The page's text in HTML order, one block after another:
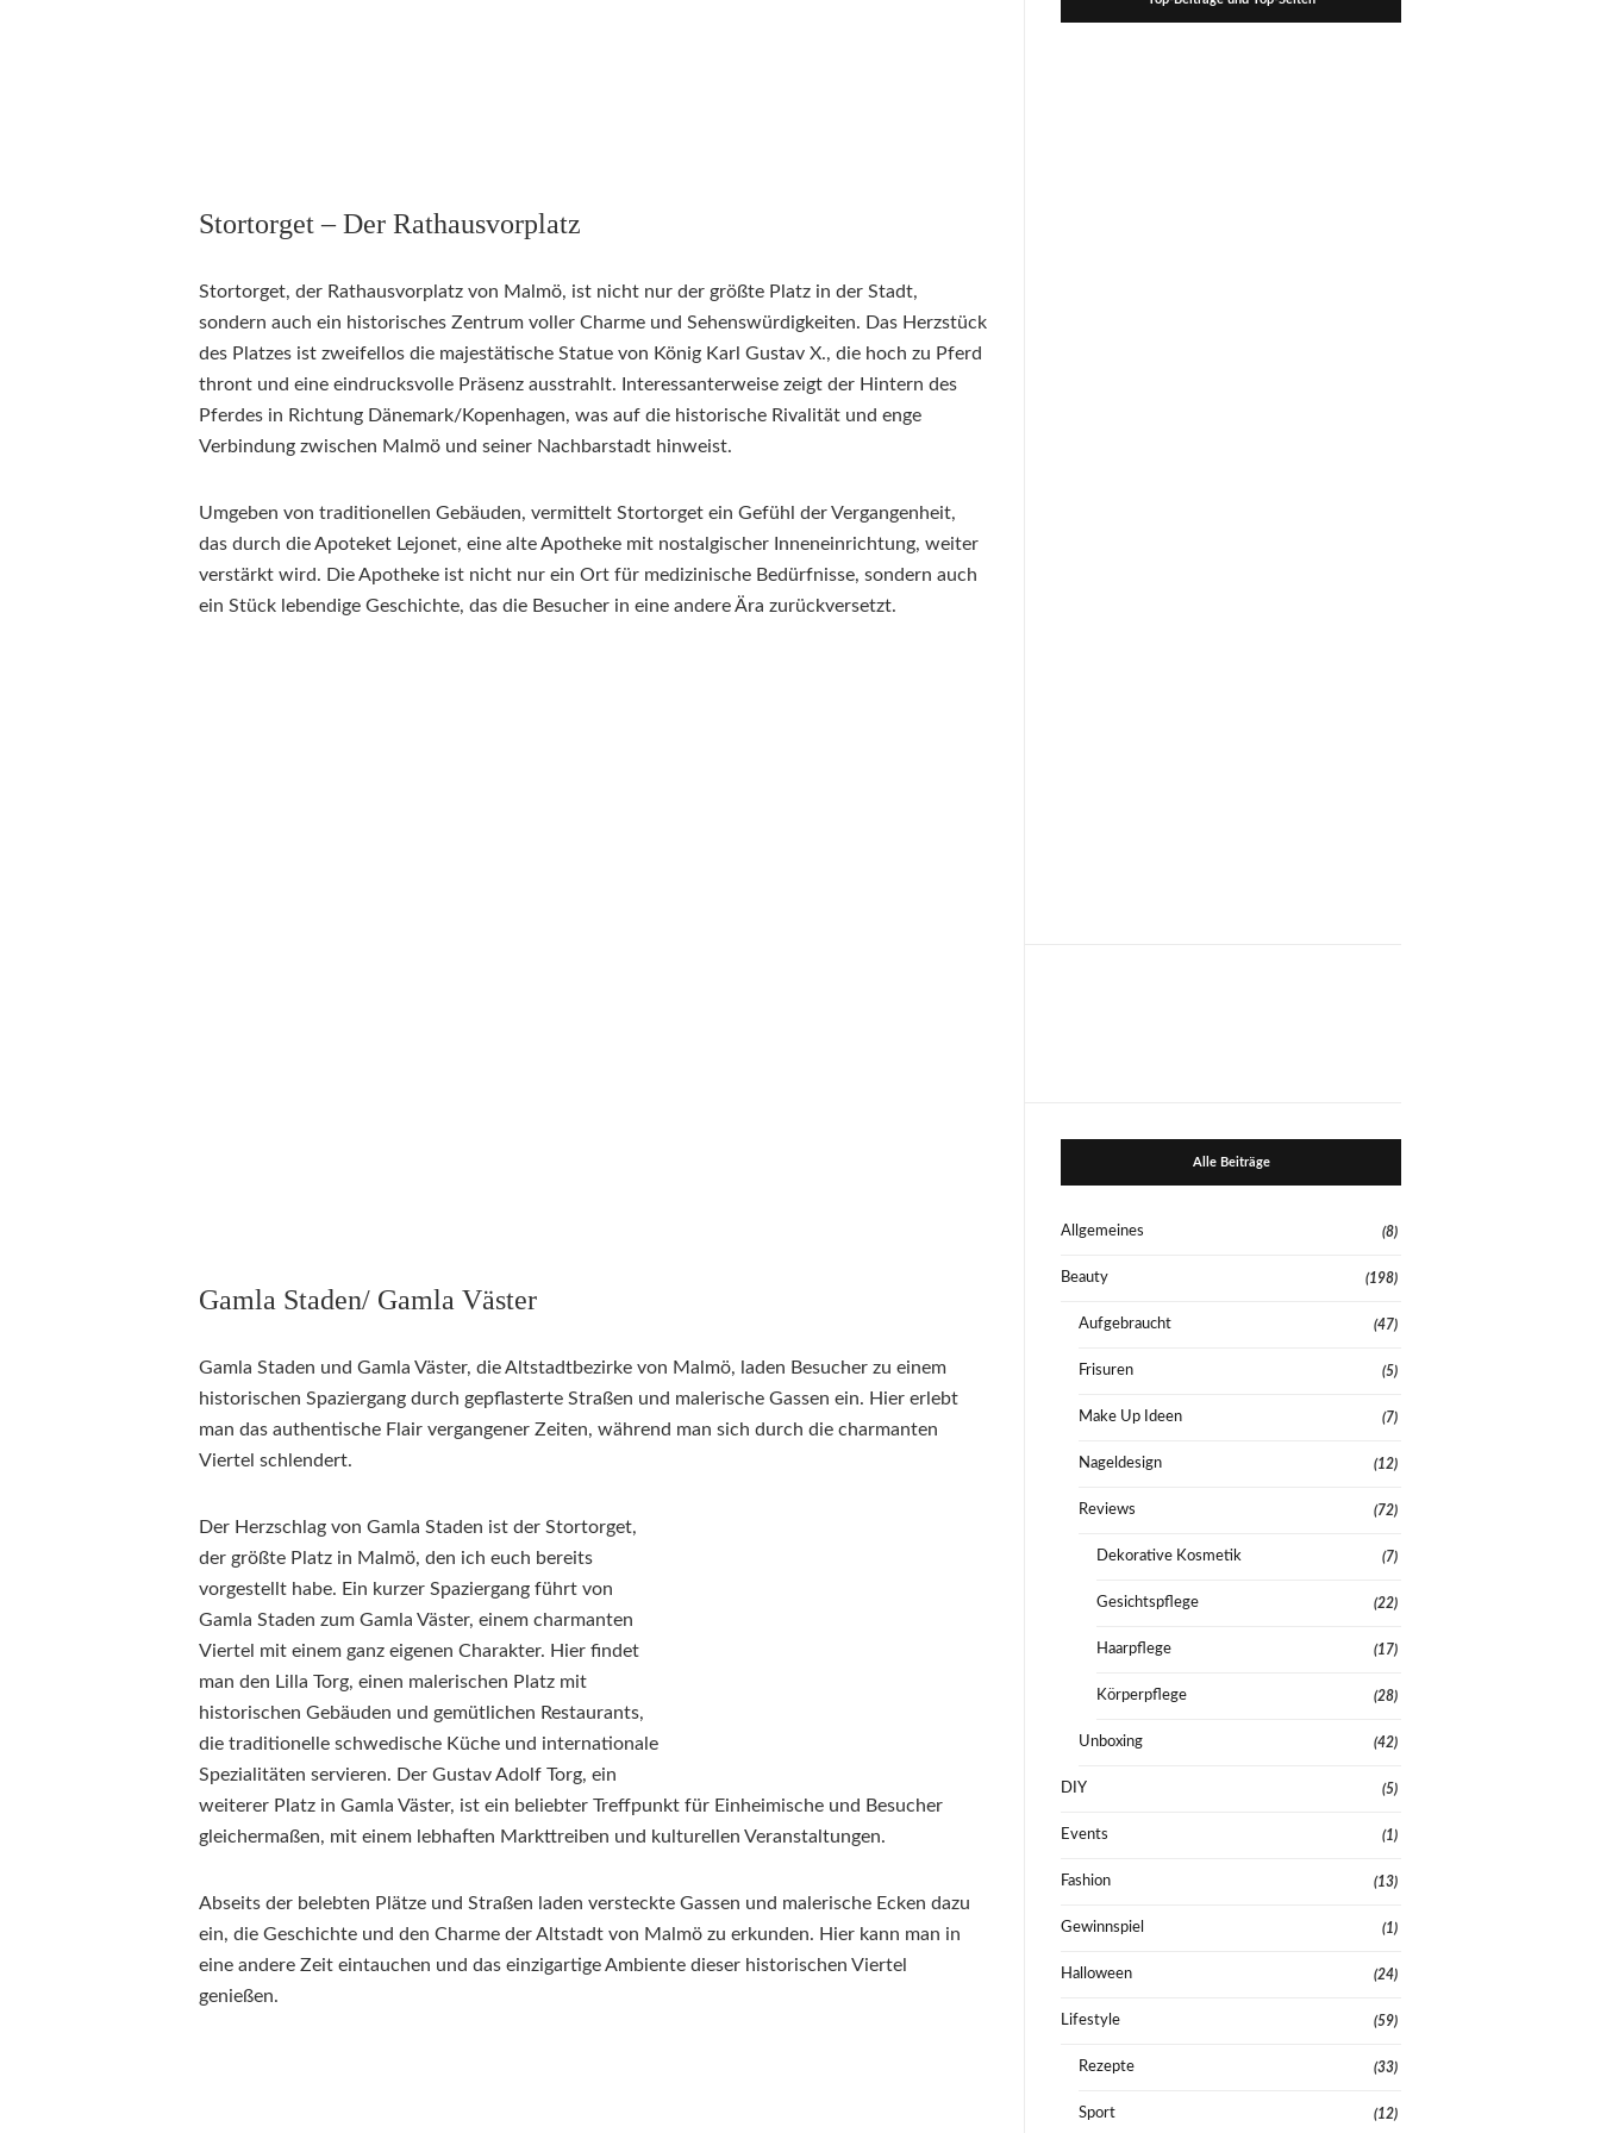
Stortorget – Der Rathausvorplatz
Stortorget, der Rathausvorplatz von Malmö, ist nicht nur der größte Platz in der Stadt,
sondern auch ein historisches Zentrum voller Charme und Sehenswürdigkeiten. Das Herzstück
des Platzes ist zweifellos die majestätische Statue von König Karl Gustav X., die hoch zu Pferd
thront und eine eindrucksvolle Präsenz ausstrahlt. Interessanterweise zeigt der Hintern des
Pferdes in Richtung Dänemark/Kopenhagen, was auf die historische Rivalität und enge
Verbindung zwischen Malmö und seiner Nachbarstadt hinweist.
Umgeben von traditionellen Gebäuden, vermittelt Stortorget ein Gefühl der Vergangenheit,
das durch die Apoteket Lejonet, eine alte Apotheke mit nostalgischer Inneneinrichtung, weiter
verstärkt wird. Die Apotheke ist nicht nur ein Ort für medizinische Bedürfnisse, sondern auch
ein Stück lebendige Geschichte, das die Besucher in eine andere Ära zurückversetzt.
Gamla Staden/ Gamla Väster
Gamla Staden und Gamla Väster, die Altstadtbezirke von Malmö, laden Besucher zu einem
historischen Spaziergang durch gepflasterte Straßen und malerische Gassen ein. Hier erlebt
man das authentische Flair vergangener Zeiten, während man sich durch die charmanten
Viertel schlendert.
Der Herzschlag von Gamla Staden ist der Stortorget,
der größte Platz in Malmö, den ich euch bereits
vorgestellt habe. Ein kurzer Spaziergang führt von
Gamla Staden zum Gamla Väster, einem charmanten
Viertel mit einem ganz eigenen Charakter. Hier findet
man den Lilla Torg, einen malerischen Platz mit
historischen Gebäuden und gemütlichen Restaurants,
die traditionelle schwedische Küche und internationale
Spezialitäten servieren. Der Gustav Adolf Torg, ein
weiterer Platz in Gamla Väster, ist ein beliebter Treffpunkt für Einheimische und Besucher
gleichermaßen, mit einem lebhaften Markttreiben und kulturellen Veranstaltungen.
Abseits der belebten Plätze und Straßen laden versteckte Gassen und malerische Ecken dazu
ein, die Geschichte und den Charme der Altstadt von Malmö zu erkunden. Hier kann man in
eine andere Zeit eintauchen und das einzigartige Ambiente dieser historischen Viertel
genießen.
Alle Beiträge
Allgemeines (8)
Beauty (198)
Aufgebraucht (47)
Frisuren (5)
Make Up Ideen (7)
Nageldesign (12)
Reviews (72)
Dekorative Kosmetik (7)
Gesichtspflege (22)
Haarpflege (17)
Körperpflege (28)
Unboxing (42)
DIY (5)
Events (1)
Fashion (13)
Gewinnspiel (1)
Halloween (24)
Lifestyle (59)
Rezepte (33)
Sport (12)